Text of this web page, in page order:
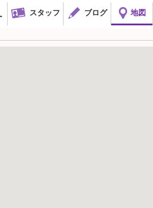
スタッフ ブログ 地図